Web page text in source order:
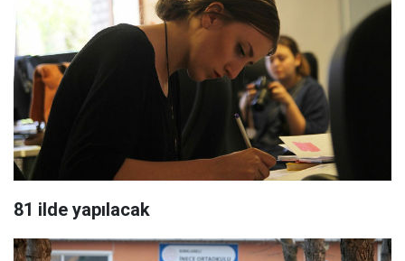
81 ilde yapılacak